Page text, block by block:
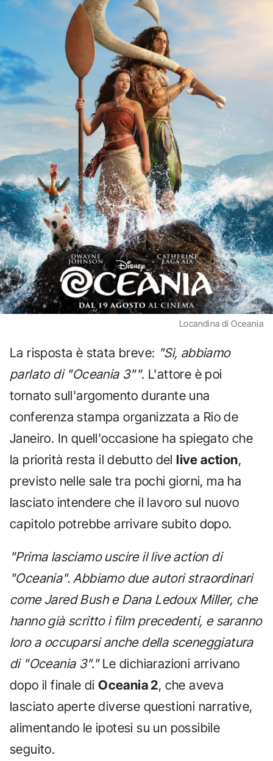
Locandina di Oceania
La risposta è stata breve: "Sì, abbiamo
parlato di "Oceania 3"". L'attore è poi
tornato sull'argomento durante una
conferenza stampa organizzata a Rio de
Janeiro. In quell'occasione ha spiegato che
la priorità resta il debutto del live action,
previsto nelle sale tra pochi giorni, ma ha
lasciato intendere che il lavoro sul nuovo
capitolo potrebbe arrivare subito dopo.
"Prima lasciamo uscire il live action di
"Oceania". Abbiamo due autori straordinari
come Jared Bush e Dana Ledoux Miller, che
hanno già scritto i film precedenti, e saranno
loro a occuparsi anche della sceneggiatura
di "Oceania 3"."Le dichiarazioni arrivano
dopo il finale diOceania 2, che aveva
lasciato aperte diverse questioni narrative,
alimentando le ipotesi su un possibile
seguito.